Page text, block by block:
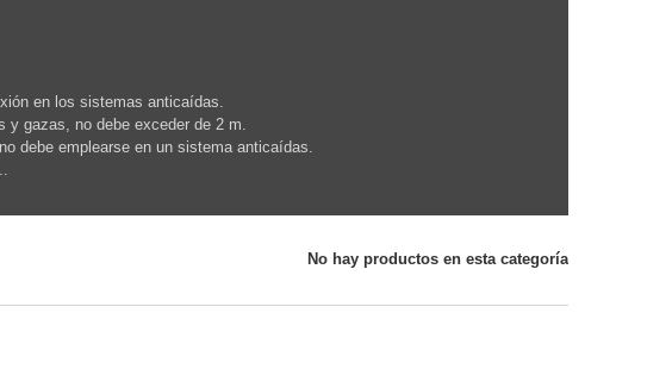
en los sistemas anticaídas.
y gazas, no debe exceder de 2 m.
debe emplearse en un sistema anticaídas.
No hay productos en esta categoría